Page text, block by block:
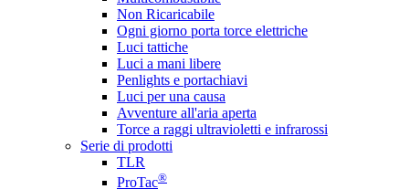
Non Ricaricabile
Ogni giorno porta torce elettriche
Luci tattiche
Luci a mani libere
Penlights e portachiavi
Luci per una causa
Avventure all'aria aperta
Torce a raggi ultravioletti e infrarossi
Serie di prodotti
TLR
ProTac®